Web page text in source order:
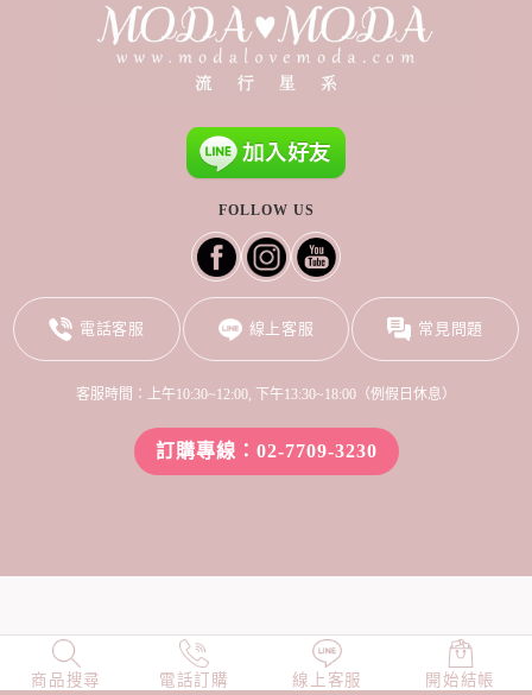
商品搜尋 電話訂購 線上客服 開始結帳
NEW 店長精選 TOP100 小編穿搭
FOLLOW US
電話客服 線上客服 常見問題
客服時間：上午10:30~12:00, 下午13:30~18:00（例假日休息）
訂購專線：02-7709-3230